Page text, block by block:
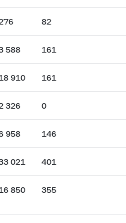
82
588 161
18 910 161
326 0
958 146
021 401
16 850 355